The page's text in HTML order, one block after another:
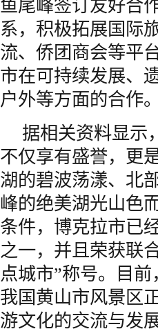
鱼尾峰签订友好合
系，积极拓展国际
流、侨团商会等平
市在可持续发展、
户外等方面的合作。
据相关资料显示
不仅享有盛誉，更
湖的碧波荡漾、北
峰的绝美湖光山色
条件，博克拉市已
之一，并且荣获联
点城市”称号。目
我国黄山市风景区
游文化的交流与发展